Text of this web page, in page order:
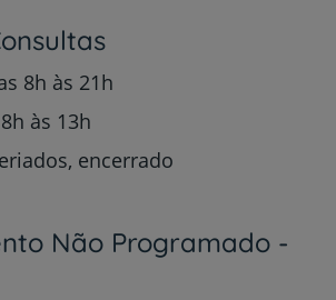
8h às 21h
às 13h
encerrado
Não Programado -